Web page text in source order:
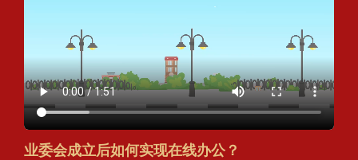
业委会成立后如何实现在线办公？